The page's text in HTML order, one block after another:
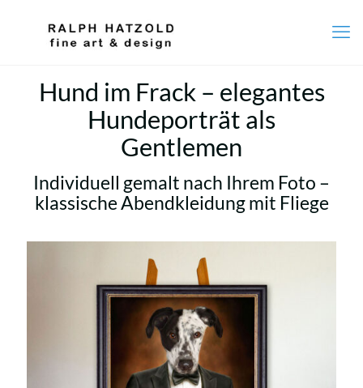
Hund im Frack – elegantes
Hundeporträt als
Gentlemen
Individuell gemalt nach Ihrem Foto –
klassische Abendkleidung mit Fliege